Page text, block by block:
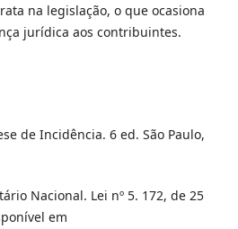
na legislação, o que ocasiona
jurídica aos contribuintes.
de Incidência. 6 ed. São Paulo,
Nacional. Lei nº 5. 172, de 25
em